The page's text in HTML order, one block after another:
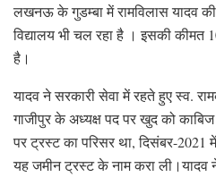
लखनऊ के गुडम्बा में रामविलास यादव
विद्यालय भी चल रहा है । इसकी कीमत
है।
यादव ने सरकारी सेवा में रहते हुए स्व.
गाजीपुर के अध्यक्ष पद पर खुद को
पर ट्रस्ट का परिसर था, दिसंबर-2021
यह जमीन ट्रस्ट के नाम करा